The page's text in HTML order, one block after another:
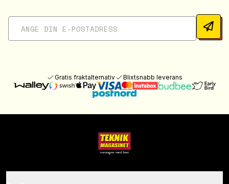
Gratis fraktalternativ Blixtsnabb leverans